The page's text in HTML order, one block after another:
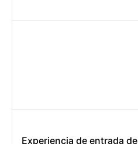
Experiencia de entrada de